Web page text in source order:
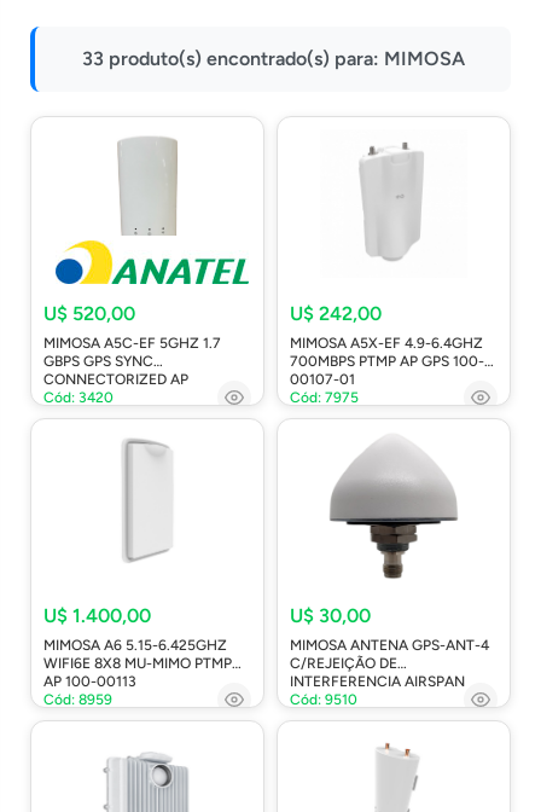
Onu Epon
Ubiquiti
Ferramentas-Tools
33 produto(s) encontrado(s) para: MIMOSA
U$ 520,00
MIMOSA A5C-EF 5GHZ 1.7
GBPS GPS SYNC
CONNECTORIZED AP
Cód: 3420
U$ 242,00
MIMOSA A5X-EF 4.9-6.4GHZ
700MBPS PTMP AP GPS 100-
00107-01
Cód: 7975
U$ 1.400,00
MIMOSA A6 5.15-6.425GHZ
WIFI6E 8X8 MU-MIMO PTMP
AP 100-00113
Cód: 8959
U$ 30,00
MIMOSA ANTENA GPS-ANT-4
C/REJEIÇÃO DE
INTERFERENCIA AIRSPAN
Cód: 9510